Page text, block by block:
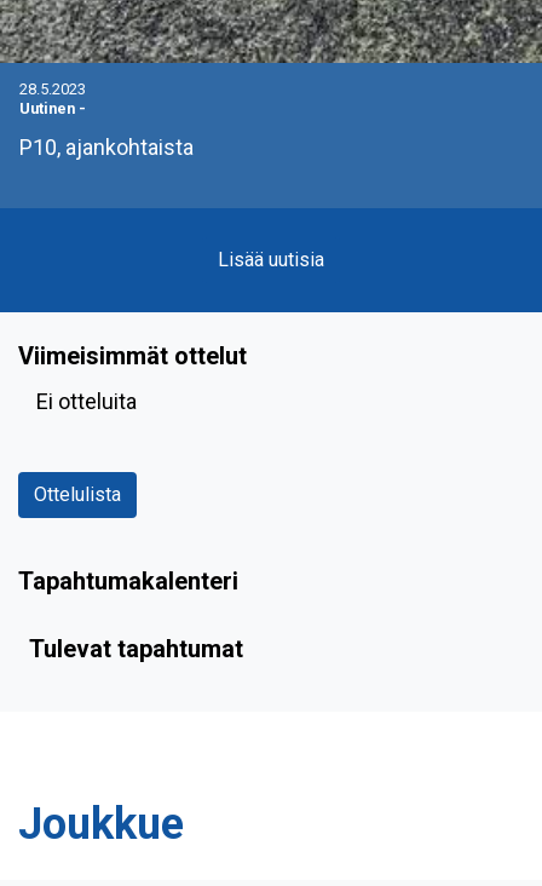
28.5.2023
Uutinen -
P10, ajankohtaista
Lisää uutisia
Viimeisimmät ottelut
Ei otteluita
Ottelulista
Tapahtumakalenteri
Tulevat tapahtumat
Joukkue